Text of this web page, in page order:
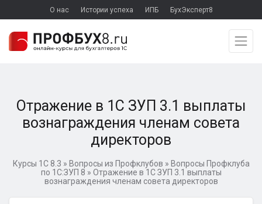
О нас Истории успеха ИПБ БухЭксперт8
Отражение в 1С ЗУП 3.1 выплаты
вознаграждения членам совета
директоров
Курсы 1С 8.3 » Вопросы из Профклубов » Вопросы Профклуба
по 1С:ЗУП 8 » Отражение в 1С ЗУП 3.1 выплаты
вознаграждения членам совета директоров